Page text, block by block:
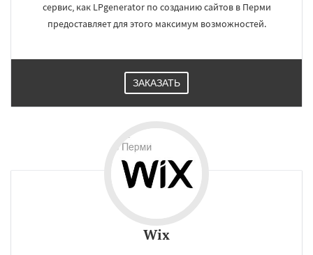
сервис, как LPgenerator по созданию сайтов в Перми
предоставляет для этого максимум возможностей.
ЗАКАЗАТЬ
Wix